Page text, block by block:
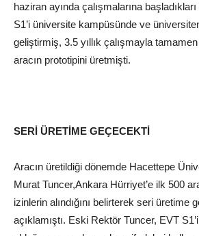
haziran ayında çalışmalarına
S1’i üniversite kampüsünde ve
geliştirmiş, 3.5 yıllık çalışmayla
aracın prototipini üretmişti.
SERİ ÜRETİME GEÇECEKTİ
Aracın üretildiği dönemde Hacettepe
Murat Tuncer,Ankara Hürriyet’e ilk 500
izinlerin alındığını belirterek seri üretime
açıklamıştı. Eski Rektör Tuncer, EVT